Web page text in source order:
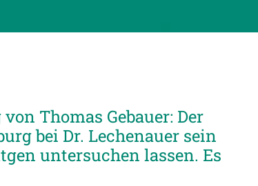
Thomas Gebauer: Der
bei Dr. Lechenauer sein
untersuchen lassen. Es